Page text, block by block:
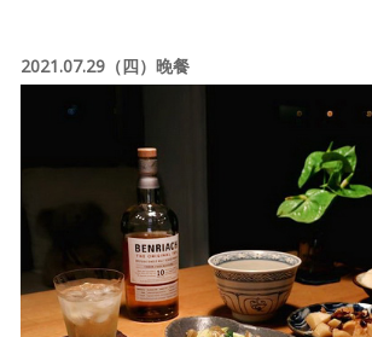
2021.07.29（四）晚餐